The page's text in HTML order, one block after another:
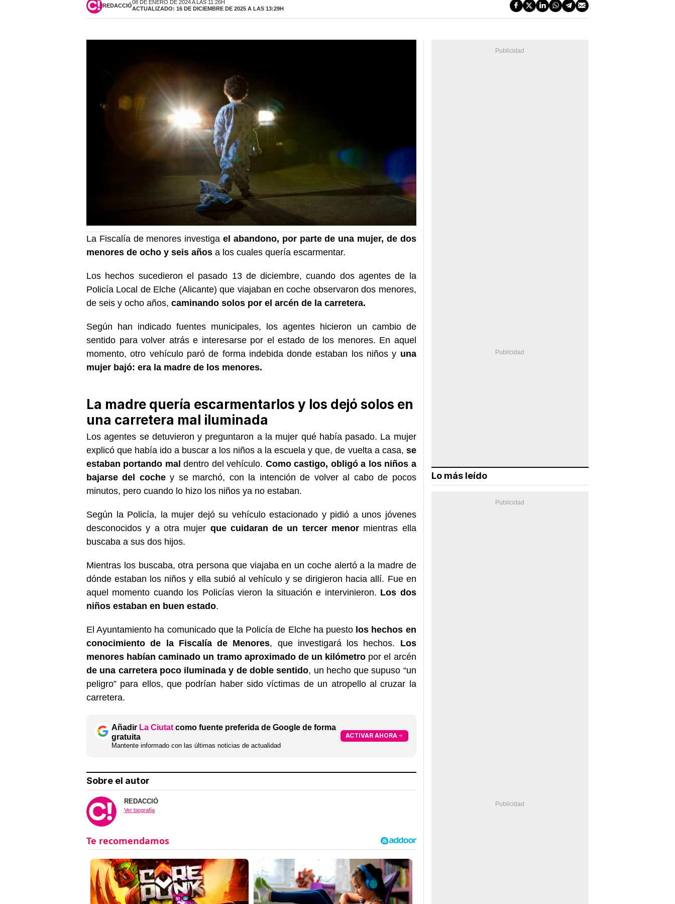
REDACCIÓ
08 DE ENERO DE 2024 A LAS 11:26H
ACTUALIZADO: 16 DE DICIEMBRE DE 2025 A LAS 13:29H
La Fiscalía de menores investigael abandono, por parte de una mujer, de dos
menores de ocho y seis años a los cuales quería escarmentar.
Los hechos sucedieron el pasado 13 de diciembre, cuando dos agentes de la
Policía Local de Elche (Alicante) que viajaban en coche observaron dos menores,
de seis y ocho años, caminando solos por el arcén de la carretera.
Según han indicado fuentes municipales, los agentes hicieron un cambio de
sentido para volver atrás e interesarse por el estado de los menores. En aquel
momento, otro vehículo paró de forma indebida donde estaban los niños y una
mujer bajó: era la madre de los menores.
La madre quería escarmentarlos y los dejó solos en
una carretera mal iluminada
Los agentes se detuvieron y preguntaron a la mujer qué había pasado. La mujer
explicó que había ido a buscar a los niños a la escuela y que, de vuelta a casa, se
estaban portando mal dentro del vehículo. Como castigo, obligó a los niños a
bajarse del cochey se marchó, con la intención de volver al cabo de pocos
minutos, pero cuando lo hizo los niños ya no estaban.
Según la Policía, la mujer dejó su vehículo estacionado y pidió a unos jóvenes
desconocidos y a otra mujer que cuidaran de un tercer menor mientras ella
buscaba a sus dos hijos.
Mientras los buscaba, otra persona que viajaba en un coche alertó a la madre de
dónde estaban los niños y ella subió al vehículo y se dirigieron hacia allí. Fue en
aquel momento cuando los Policías vieron la situación e intervinieron. Los dos
niños estaban en buen estado.
El Ayuntamiento ha comunicado que la Policía de Elche ha puesto los hechos en
conocimiento de la Fiscalía de Menores, que investigará los hechos. Los
menores habían caminado un tramo aproximado de un kilómetro por el arcén
de una carretera poco iluminada y de doble sentido, un hecho que supuso “un
peligro” para ellos, que podrían haber sido víctimas de un atropello al cruzar la
carretera.
Añadir La Ciutat como fuente preferida de Google de forma
gratuita
Mantente informado con las últimas noticias de actualidad
ACTIVAR AHORA
Sobre el autor
REDACCIÓ
Ver biografía
Lo más leído